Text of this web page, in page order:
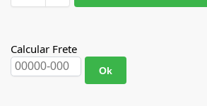
Calcular Frete
Ok